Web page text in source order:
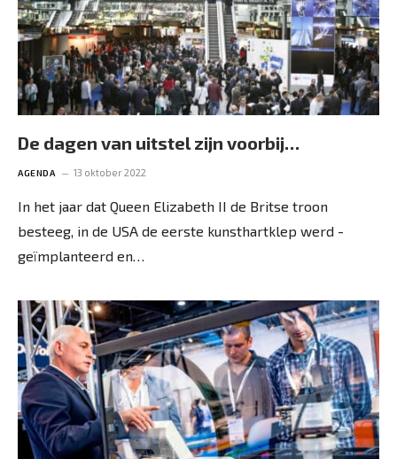
De dagen van uitstel zijn voorbij…
AGENDA 13 oktober 2022
In het jaar dat Queen Elizabeth II de Britse troon
besteeg, in de USA de eerste kunsthartklep werd ­
geïmplanteerd en…